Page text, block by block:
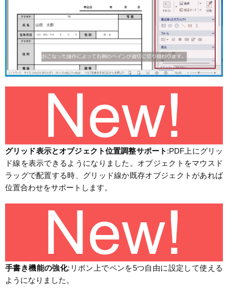
グリッド表示とオブジェクト位置調整サポート :PDF上にグリッ
ド線を表示できるようになりました。オブジェクトをマウスド
ラッグで配置する時、グリッド線か既存オブジェクトがあれば
位置合わせをサポートします。
手書き機能の強化:リボン上でペンを5つ自由に設定して使える
ようになりました。